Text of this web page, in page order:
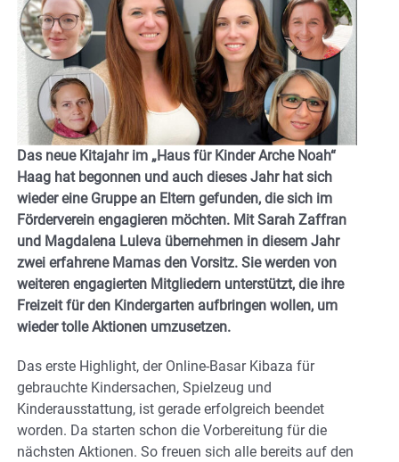
Das neue Kitajahr im „Haus für Kinder Arche Noah“
Haag hat begonnen und auch dieses Jahr hat sich
wieder eine Gruppe an Eltern gefunden, die sich im
Förderverein engagieren möchten. Mit Sarah Zaffran
und Magdalena Luleva übernehmen in diesem Jahr
zwei erfahrene Mamas den Vorsitz. Sie werden von
weiteren engagierten Mitgliedern unterstützt, die ihre
Freizeit für den Kindergarten aufbringen wollen, um
wieder tolle Aktionen umzusetzen.
Das erste Highlight, der Online-Basar Kibaza für
gebrauchte Kindersachen, Spielzeug und
Kinderausstattung, ist gerade erfolgreich beendet
worden. Da starten schon die Vorbereitung für die
nächsten Aktionen. So freuen sich alle bereits auf den